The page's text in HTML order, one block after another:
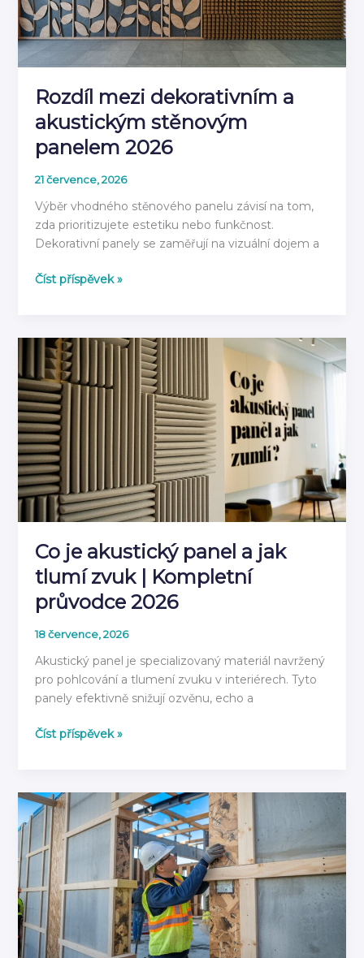
rok
2026
Rozdíl mezi dekorativním a
akustickým stěnovým
panelem 2026
21 července, 2026
Výběr vhodného stěnového panelu závisí na tom,
zda prioritizujete estetiku nebo funkčnost.
Dekorativní panely se zaměřují na vizuální dojem a
Rozdíl
a
akustickým
stěnovým
panelem
2026
Číst příspěvek »
Co je akustický panel a jak
tlumí zvuk | Kompletní
průvodce 2026
18 července, 2026
Akustický panel je specializovaný materiál navržený
pro pohlcování a tlumení zvuku v interiérech. Tyto
panely efektivně snižují ozvěnu, echo a
Co
a
jak
tlumí
zvuk
Kompletní
průvodce
2026
Číst příspěvek »